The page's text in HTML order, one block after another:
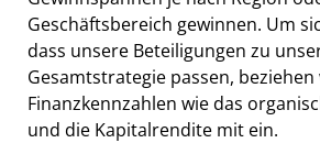
Geschäftsbereich gewinnen. Um
dass unsere Beteiligungen zu
Gesamtstrategie passen, beziehen
Finanzkennzahlen wie das
und die Kapitalrendite mit ein.